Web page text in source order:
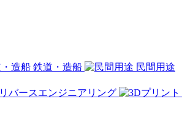
鉄道・造船
民間用途
リバースエンジニアリング